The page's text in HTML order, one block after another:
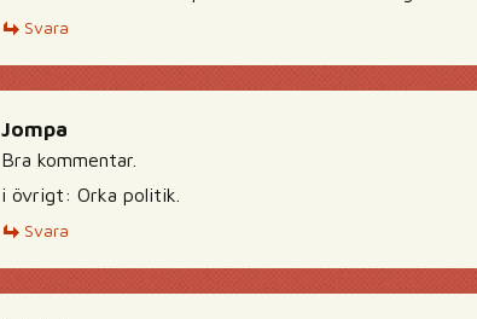
Svara
Jompa
Bra kommentar.
i övrigt: Orka politik.
Svara